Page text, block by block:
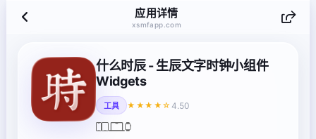
应用详情
xsmfapp.com
什么时辰 - 生辰文字时钟小组件
Widgets
工具 ★★★★☆ 4.50